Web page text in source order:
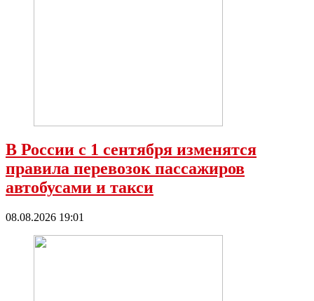
В России с 1 сентября изменятся
правила перевозок пассажиров
автобусами и такси
08.08.2026 19:01